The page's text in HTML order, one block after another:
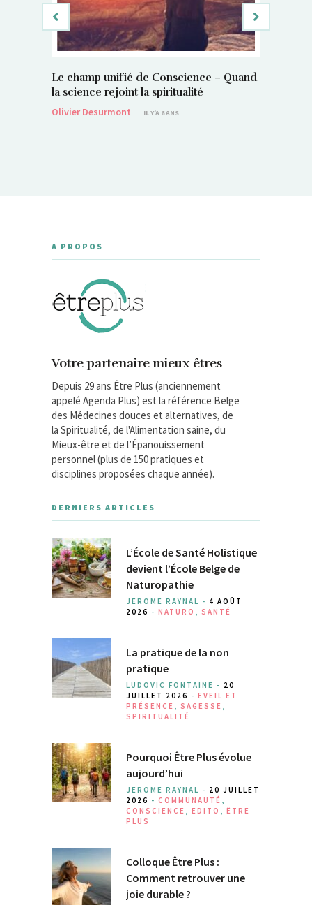
Le champ unifié de Conscience – Quand
la science rejoint la spiritualité
Olivier Desurmont
IL Y'A 6 ANS
A PROPOS
Votre partenaire mieux êtres
Depuis 29 ans Être Plus (anciennement
appelé Agenda Plus) est la référence Belge
des Médecines douces et alternatives, de
la Spiritualité, de l'Alimentation saine, du
Mieux-être et de l’Épanouissement
personnel (plus de 150 pratiques et
disciplines proposées chaque année).
DERNIERS ARTICLES
L’École de Santé Holistique
devient l’École Belge de
Naturopathie
JEROME RAYNAL - 4 AOÛT
2026 - NATURO , SANTÉ
La pratique de la non
pratique
LUDOVIC FONTAINE - 20
JUILLET 2026 - EVEIL ET
PRÉSENCE , SAGESSE ,
SPIRITUALITÉ
Pourquoi Être Plus évolue
aujourd’hui
JEROME RAYNAL - 20 JUILLET
2026 - COMMUNAUTÉ ,
CONSCIENCE , EDITO , ÊTRE
PLUS
Colloque Être Plus :
Comment retrouver une
joie durable ?